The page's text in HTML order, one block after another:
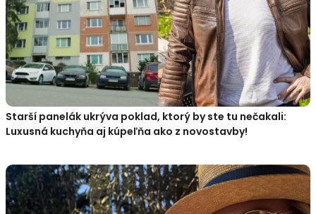
Starší panelák ukrýva poklad, ktorý by ste tu nečakali:
Luxusná kuchyňa aj kúpeľňa ako z novostavby!